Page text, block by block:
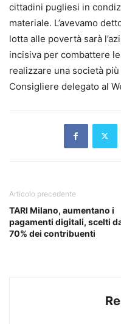
cittadini pugliesi in
materiale. L’avevamo
lotta alle povertà sarà
incisiva per combattere
realizzare una società
Consigliere delegato al
Articolo precedente
TARI Milano, aumentano i
pagamenti digitali, scelti
70% dei contribuenti